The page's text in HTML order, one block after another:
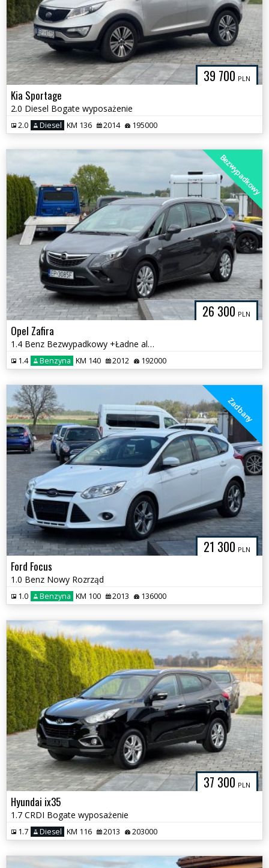
39 700 PLN
Kia Sportage
2.0 Diesel Bogate wyposażenie
2.0 Diesel KM 136 2014 195000
26 300 PLN
Bezwypadkowy
Opel Zafira
1.4 Benz Bezwypadkowy +Ładne alufelgi
1.4 Benzyna KM 140 2012 192000
21 300 PLN
Zadbany
Ford Focus
1.0 Benz Nowy Rozrząd
1.0 Benzyna KM 100 2013 136000
37 300 PLN
Hyundai ix35
1.7 CRDI Bogate wyposażenie
1.7 Diesel KM 116 2013 203000